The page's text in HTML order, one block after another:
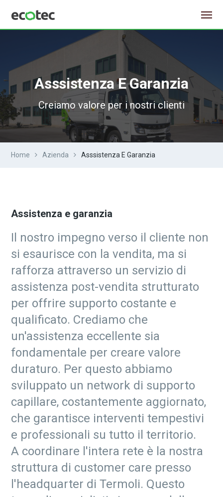
Asssistenza E Garanzia
Creiamo valore per i nostri clienti
Home Azienda Asssistenza E Garanzia
Assistenza e garanzia
Il nostro impegno verso il cliente non
si esaurisce con la vendita, ma si
rafforza attraverso un servizio di
assistenza post-vendita strutturato
per offrire supporto costante e
qualificato. Crediamo che
un'assistenza eccellente sia
fondamentale per creare valore
duraturo. Per questo abbiamo
sviluppato un network di supporto
capillare, costantemente aggiornato,
che garantisce interventi tempestivi
e professionali su tutto il territorio.
A coordinare l'intera rete è la nostra
struttura di customer care presso
l'headquarter di Termoli. Questo